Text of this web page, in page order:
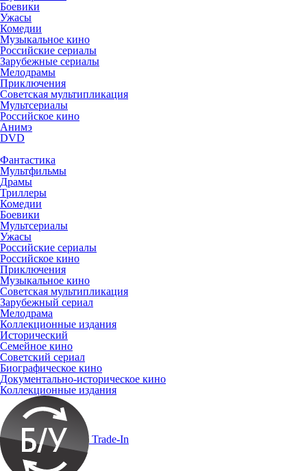
Боевики
Ужасы
Комедии
Музыкальное кино
Российские сериалы
Зарубежные сериалы
Мелодрамы
Приключения
Советская мультипликация
Мультсериалы
Российское кино
Анимэ
DVD
Фантастика
Мультфильмы
Драмы
Триллеры
Комедии
Боевики
Мультсериалы
Ужасы
Российские сериалы
Российское кино
Приключения
Музыкальное кино
Советская мультипликация
Зарубежный сериал
Мелодрама
Коллекционные издания
Исторический
Семейное кино
Советский сериал
Биографическое кино
Документально-историческое кино
Коллекционные издания
Trade-In